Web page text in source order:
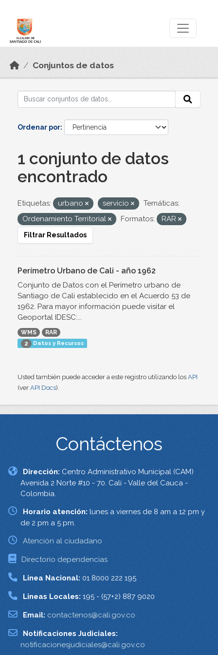
Conjuntos de datos
Ordenar por
1 conjunto de datos
encontrado
Etiquetas: urbano servicio
Temáticas:
Ordenamiento Territorial
Formatos: RAR
Filtrar Resultados
Perímetro Urbano de Cali - año 1962
Conjunto de Datos con el Perímetro urbano de
Santiago de Cali establecido en el Acuerdo 53 de
1962. Para mayor información puede visitar el
Geoportal IDESC:...
WMS
RAR
2 Datos y Recursos
Usted también puede acceder a este registro utilizando los API
(ver API Docs).
Contáctenos
Dirección: Centro Administrativo Municipal (CAM)
Avenida 2 Norte #10 - 70. Cali - Valle del Cauca -
Colombia.
Horario atención: lunes a viernes de 8 am a 12 pm y
de 2 pm a 5 pm.
Atención al ciudadano
Directorio dependencias
Linea Nacional: 01 8000 222 195
Lineas Locales: 195 - (57+2) 887 9020
Email: contactenos@cali.gov.co
Notificaciones Judiciales:
notificacionesjudiciales@cali.gov.co